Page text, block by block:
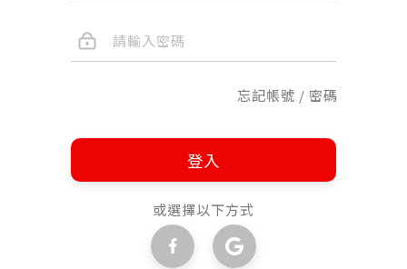
忘記帳號 / 密碼
登入
或選擇以下方式